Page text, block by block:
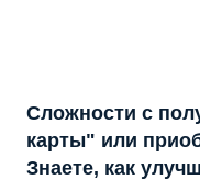
Сложности с
карты" или
Знаете, как